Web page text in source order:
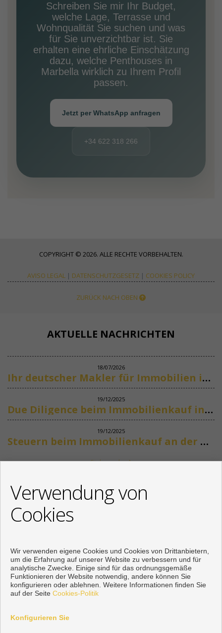
Schreiben Sie mir Ihr Budget,
welche Lage, Terrasse und
Wohnqualität Sie suchen und was
für Sie unverzichtbar ist. Sie
erhalten eine ehrliche Einschätzung
dazu, welche Penthouses in
Marbella wirklich zu Ihrem Profil
passen.
Jetzt per WhatsApp anfragen
+34 622 318 266
COPYRIGHT © 2026. ALLE RECHTE VORBEHALTEN.
AVISO LEGAL | DATENSCHUTZGESETZ | COOKIES POLICY
ZURÜCK NACH OBEN
AKTUELLE NACHRICHTEN
18/07/2026
Ihr deutscher Makler für Immobilien in Marbella
19/12/2025
Due Diligence beim Immobilienkauf in Spanien
19/12/2025
Steuern beim Immobilienkauf an der Costa del Sol
Siehe mehr
+34 622318266
info@mikenaumannimmobilien.com
Von Montag bis Freitag : 10:00 - 18:00
Verwendung von
Cookies
Wir verwenden eigene Cookies und Cookies von Drittanbietern,
um die Erfahrung auf unserer Website zu verbessern und für
analytische Zwecke. Einige sind für das ordnungsgemäße
Funktionieren der Website notwendig, andere können Sie
konfigurieren oder ablehnen. Weitere Informationen finden Sie
auf der Seite Cookies-Politik
Konfigurieren Sie